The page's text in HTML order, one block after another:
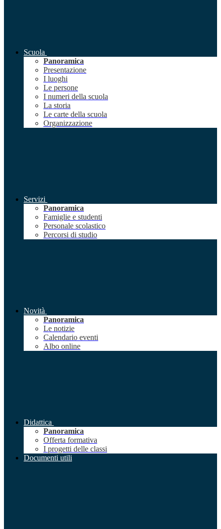
Scuola
Panoramica
Presentazione
I luoghi
Le persone
I numeri della scuola
La storia
Le carte della scuola
Organizzazione
Servizi
Panoramica
Famiglie e studenti
Personale scolastico
Percorsi di studio
Novità
Panoramica
Le notizie
Calendario eventi
Albo online
Didattica
Panoramica
Offerta formativa
I progetti delle classi
Documenti utili